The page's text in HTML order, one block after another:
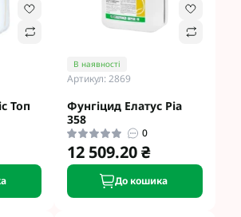
Топ
В наявності
Артикул: 2869
Фунгіцид Елатус Ріа
358
0
12 509.20 ₴
До кошика